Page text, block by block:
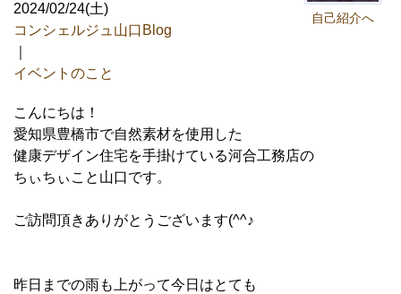
自己紹介へ
2024/02/24(土)
コンシェルジュ山口Blog
イベントのこと
こんにちは！
愛知県豊橋市で自然素材を使用した
健康デザイン住宅を手掛けている河合工務店の
ちぃちぃこと山口です。
ご訪問頂きありがとうございます(^^♪
昨日までの雨も上がって今日はとても